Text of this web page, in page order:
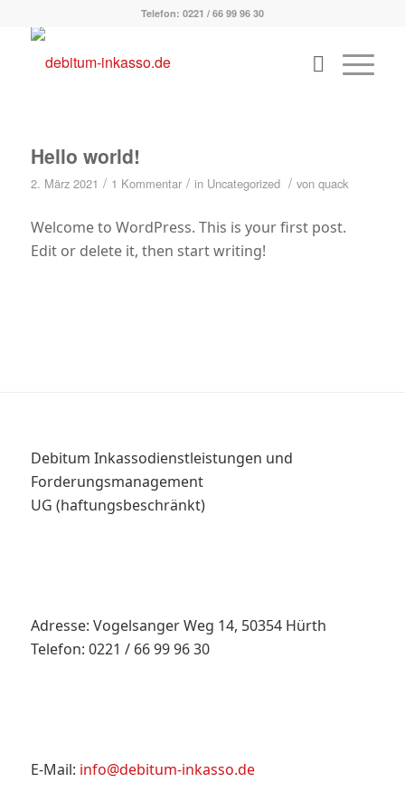
Telefon: 0221 / 66 99 96 30
Hello world!
2. März 2021 / 1 Kommentar / in Uncategorized / von quack
Welcome to WordPress. This is your first post.
Edit or delete it, then start writing!
Debitum Inkassodienstleistungen und
Forderungsmanagement
UG (haftungsbeschränkt)
Adresse: Vogelsanger Weg 14, 50354 Hürth
Telefon: 0221 / 66 99 96 30
E-Mail: info@debitum-inkasso.de